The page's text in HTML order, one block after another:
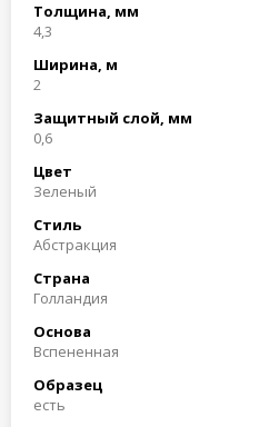
Толщина, мм
4,3
Ширина, м
2
Защитный слой, мм
0,6
Цвет
Зеленый
Стиль
Абстракция
Страна
Голландия
Основа
Вспененная
Образец
есть